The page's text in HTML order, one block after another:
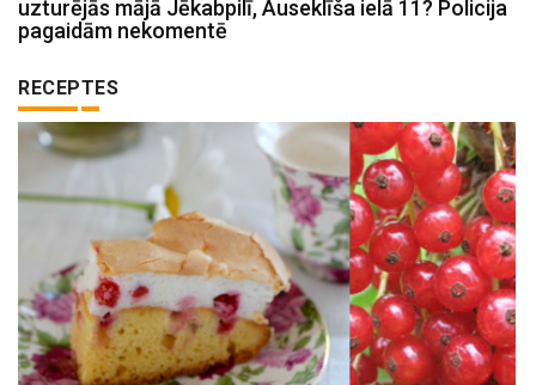
uzturējās mājā Jēkabpilī, Auseklīša ielā 11? Policija
pagaidām nekomentē
RECEPTES